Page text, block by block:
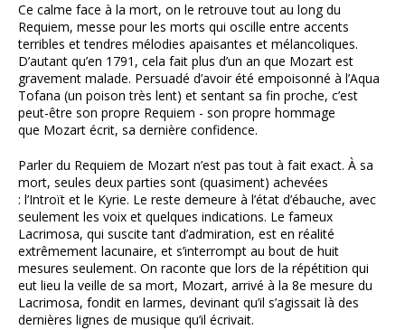
Ce calme face à la mort, on le retrouve tout au long du
Requiem, messe pour les morts qui oscille entre accents
terribles et tendres mélodies apaisantes et mélancoliques.
D’autant qu’en 1791, cela fait plus d’un an que Mozart est
gravement malade. Persuadé d’avoir été empoisonné à l’Aqua
Tofana (un poison très lent) et sentant sa fin proche, c’est
peut-être son propre Requiem - son propre hommage
que Mozart écrit, sa dernière confidence.
Parler du Requiem de Mozart n’est pas tout à fait exact. À sa
mort, seules deux parties sont (quasiment) achevées
: l’Introït et le Kyrie. Le reste demeure à l’état d’ébauche, avec
seulement les voix et quelques indications. Le fameux
Lacrimosa, qui suscite tant d’admiration, est en réalité
extrêmement lacunaire, et s’interrompt au bout de huit
mesures seulement. On raconte que lors de la répétition qui
eut lieu la veille de sa mort, Mozart, arrivé à la 8e mesure du
Lacrimosa, fondit en larmes, devinant qu’il s’agissait là des
dernières lignes de musique qu’il écrivait.